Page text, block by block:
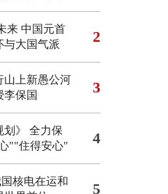
来 中国元首
与大国气派
2
山上新愚公河
李保国
3
划》 全力保
""住得安心"
4
核电在运和
5